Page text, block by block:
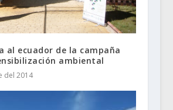
al ecuador de la campaña
ambiental
del 2014